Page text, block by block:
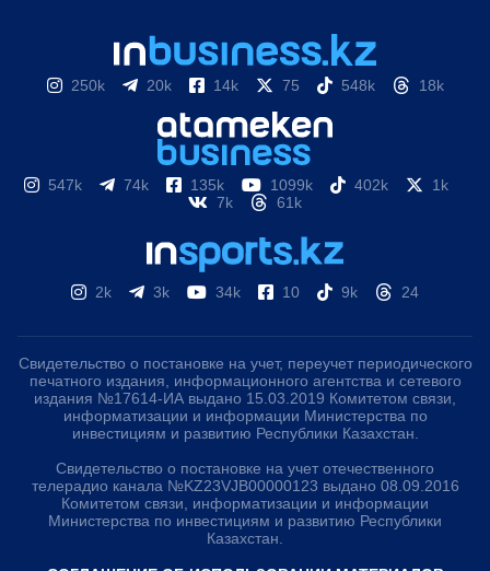
250k 20k 14k 75 548k 18k
547k 74k 135k 1099k 402k
1k
7k
61k
2k 3k 34k 10 9k 24
Свидетельство о постановке на учет, переучет периодического
печатного издания, информационного агентства и сетевого
издания №17614-ИА выдано 15.03.2019 Комитетом связи,
информатизации и информации Министерства по
инвестициям и развитию Республики Казахстан.
Свидетельство о постановке на учет отечественного
телерадио канала №KZ23VJB00000123 выдано 08.09.2016
Комитетом связи, информатизации и информации
Министерства по инвестициям и развитию Республики
Казахстан.